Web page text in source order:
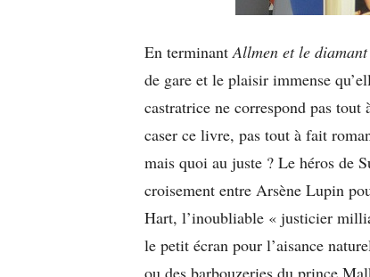
En terminant Allmen et le
de gare et le plaisir immense
castratrice ne correspond pas
caser ce livre, pas tout à fait
mais quoi au juste ? Le héros de
croisement entre Arsène Lupin
Hart, l’inoubliable « justicier
le petit écran pour l’aisance
ou des barbouzeries du prince